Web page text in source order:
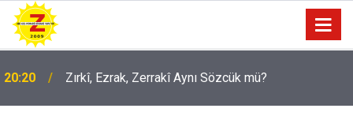
20:20 Zırkî, Ezrak, Zerrakî Aynı Sözcük mü?